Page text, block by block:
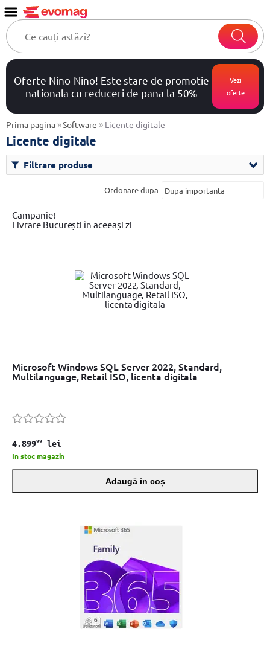
Oferte Nino-Nino! Este stare de promotie
nationala cu reduceri de pana la 50%
Vezi
oferte
Prima pagina »Software » Licente digitale
Licente digitale
Filtrare produse
Ordonare dupa
Campanie!
Livrare București în aceeași zi
Microsoft Windows SQL Server 2022, Standard,
Multilanguage, Retail ISO, licenta digitala
4.89999 lei
In stoc magazin
Adaugă în coș